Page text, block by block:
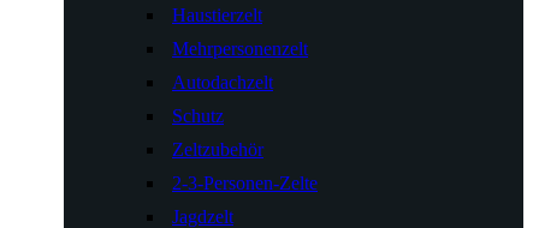
Haustierzelt
Mehrpersonenzelt
Autodachzelt
Schutz
Zeltzubehör
2-3-Personen-Zelte
Jagdzelt